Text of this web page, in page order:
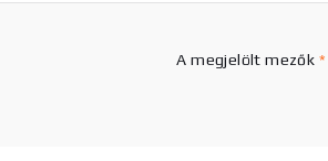
A megjelölt mezők *